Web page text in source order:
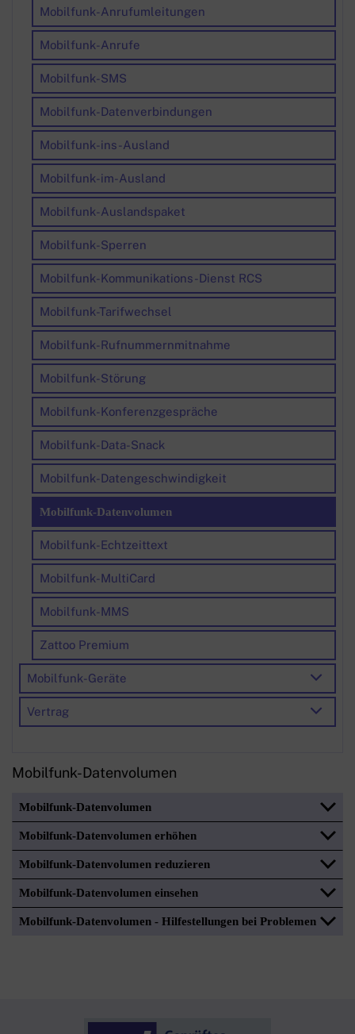
Mobilfunk-Anrufumleitungen
Mobilfunk-Anrufe
Mobilfunk-SMS
Mobilfunk-Datenverbindungen
Mobilfunk-ins-Ausland
Mobilfunk-im-Ausland
Mobilfunk-Auslandspaket
Mobilfunk-Sperren
Mobilfunk-Kommunikations-Dienst RCS
Mobilfunk-Tarifwechsel
Mobilfunk-Rufnummernmitnahme
Mobilfunk-Störung
Mobilfunk-Konferenzgespräche
Mobilfunk-Data-Snack
Mobilfunk-Datengeschwindigkeit
Mobilfunk-Datenvolumen
Mobilfunk-Echtzeittext
Mobilfunk-MultiCard
Mobilfunk-MMS
Zattoo Premium
Mobilfunk-Geräte
Vertrag
Mobilfunk-Datenvolumen
Mobilfunk-Datenvolumen
Mobilfunk-Datenvolumen erhöhen
Mobilfunk-Datenvolumen reduzieren
Mobilfunk-Datenvolumen einsehen
Mobilfunk-Datenvolumen - Hilfestellungen bei Problemen